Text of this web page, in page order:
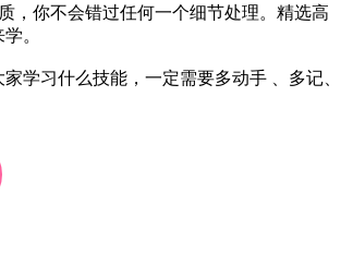
，你不会错过任何一个细节处理。精选高
。
学习什么技能，一定需要多动手 、多记、